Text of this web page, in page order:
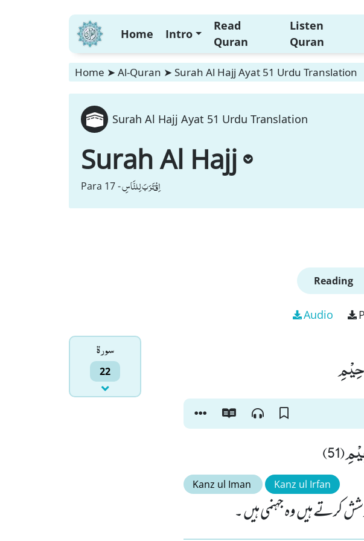
Home Intro
Read
Quran
Listen
Quran
Home ➤ Al-Quran ➤ Surah Al Hajj Ayat 51 Urdu Translation
Surah Al Hajj Ayat 51 Urdu Translation
Surah Al Hajj
Para 17 -اِقْتَرَبَ لِلنَّاسِ
Reading
Audio
سورۃ
22
Kanz ul Iman Kanz ul Irfan
کرتے ہیں وہ جہنمی ہیں ۔